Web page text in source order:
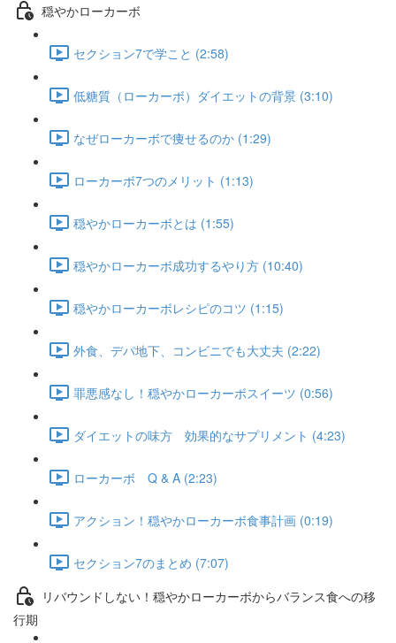
穏やかローカーボ
セクション7で学こと (2:58)
低糖質（ローカーボ）ダイエットの背景 (3:10)
なぜローカーボで痩せるのか (1:29)
ローカーボ7つのメリット (1:13)
穏やかローカーボとは (1:55)
穏やかローカーボ成功するやり方 (10:40)
穏やかローカーボレシピのコツ (1:15)
外食、デパ地下、コンビニでも大丈夫 (2:22)
罪悪感なし！穏やかローカーボスイーツ (0:56)
ダイエットの味方 効果的なサプリメント (4:23)
ローカーボ Q & A (2:23)
アクション！穏やかローカーボ食事計画 (0:19)
セクション7のまとめ (7:07)
リバウンドしない！穏やかローカーボからバランス食への移
行期